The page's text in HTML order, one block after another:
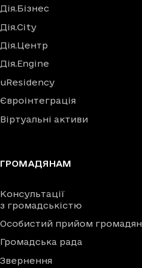
Дія.Бізнес
Дія.City
Дія.Центр
Дія.Engine
uResidency
Євроінтеграція
Віртуальні активи
ГРОМАДЯНАМ
Консультації
з громадськістю
Особистий прийом громадян
Громадська рада
Звернення